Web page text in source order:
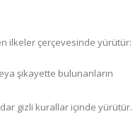
ilkeler çerçevesinde yürütür:
şikayette bulunanların
gizli kurallar içinde yürütür.